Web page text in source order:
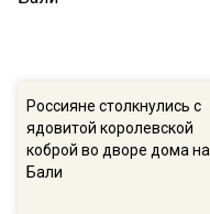
Россияне столкнулись с
ядовитой королевской
коброй во дворе дома на
Бали